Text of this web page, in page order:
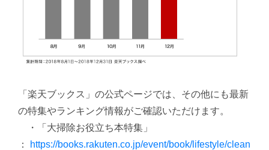
「楽天ブックス」の公式ページでは、その他にも最新
の特集やランキング情報がご確認いただけます。
・「大掃除お役立ち本特集」
：
https://books.rakuten.co.jp/event/book/lifestyle/clean